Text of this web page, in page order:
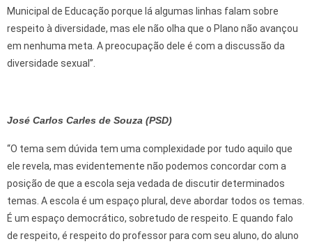
Municipal de Educação porque lá algumas linhas falam sobre
respeito à diversidade, mas ele não olha que o Plano não avançou
em nenhuma meta. A preocupação dele é com a discussão da
diversidade sexual”.
José Carlos Carles de Souza (PSD)
“O tema sem dúvida tem uma complexidade por tudo aquilo que
ele revela, mas evidentemente não podemos concordar com a
posição de que a escola seja vedada de discutir determinados
temas. A escola é um espaço plural, deve abordar todos os temas.
É um espaço democrático, sobretudo de respeito. E quando falo
de respeito, é respeito do professor para com seu aluno, do aluno